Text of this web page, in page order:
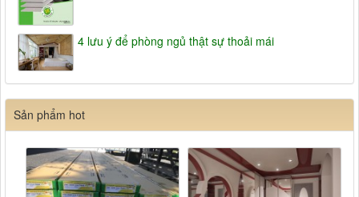
4 lưu ý để phòng ngủ thật sự thoải mái
Sản phẩm hot